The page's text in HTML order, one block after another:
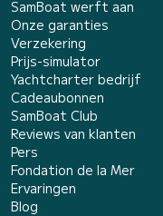
SamBoat werft aan
Onze garanties
Verzekering
Prijs-simulator
Yachtcharter bedrijf
Cadeaubonnen
SamBoat Club
Reviews van klanten
Pers
Fondation de la Mer
Ervaringen
Blog